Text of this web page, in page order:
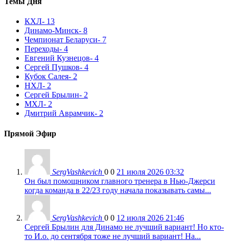
КХЛ- 13
Динамо-Минск- 8
Чемпионат Беларуси- 7
Переходы- 4
Евгений Кузнецов- 4
Сергей Пушков- 4
Кубок Салея- 2
НХЛ- 2
Сергей Брылин- 2
МХЛ- 2
Дмитрий Аврамчик- 2
Прямой Эфир
SergVashkevich 0 0 21 июля 2026 03:32
Он был помощником главного тренера в Нью-Джерси
когда команда в 22/23 году начала показывать самы...
SergVashkevich 0 0 12 июля 2026 21:46
Сергей Брылин для Динамо не лучший вариант! Но кто-
то И.о. до сентября тоже не лучший вариант! На...